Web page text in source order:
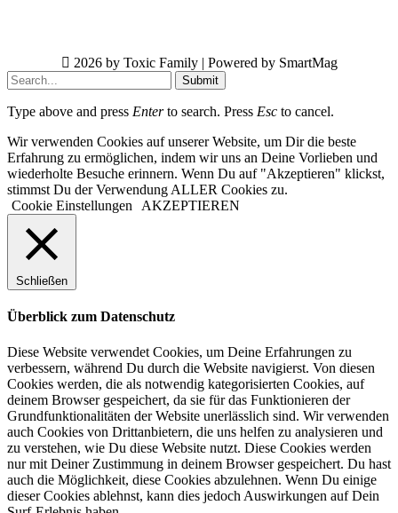
2026 by Toxic Family | Powered by SmartMag
Submit
Type above and press Enterto search. Press Esc to cancel.
Wir verwenden Cookies auf unserer Website, um Dir die beste
Erfahrung zu ermöglichen, indem wir uns an Deine Vorlieben und
wiederholte Besuche erinnern. Wenn Du auf "Akzeptieren" klickst,
stimmst Du der Verwendung ALLER Cookies zu.
Cookie Einstellungen
AKZEPTIEREN
Schließen
Überblick zum Datenschutz
Diese Website verwendet Cookies, um Deine Erfahrungen zu
verbessern, während Du durch die Website navigierst. Von diesen
Cookies werden, die als notwendig kategorisierten Cookies, auf
deinem Browser gespeichert, da sie für das Funktionieren der
Grundfunktionalitäten der Website unerlässlich sind. Wir verwenden
auch Cookies von Drittanbietern, die uns helfen zu analysieren und
zu verstehen, wie Du diese Website nutzt. Diese Cookies werden
nur mit Deiner Zustimmung in deinem Browser gespeichert. Du hast
auch die Möglichkeit, diese Cookies abzulehnen. Wenn Du einige
dieser Cookies ablehnst, kann dies jedoch Auswirkungen auf Dein